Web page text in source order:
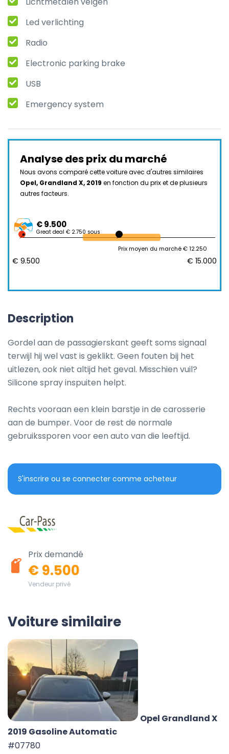
Led verlichting
Radio
Electronic parking brake
USB
Emergency system
Analyse des prix du marché
Nous avons comparé cette voiture avec d'autres similaires
Opel, Grandland X, 2019 en fonction du prix et de plusieurs
autres facteurs.
€ 9.500
Great deal € 2.750 sous
Prix moyen du marché € 12.250
€ 9.500 € 15.000
Description
Gordel aan de passagierskant geeft soms signaal
terwijl hij wel vast is geklikt. Geen fouten bij het
uitlezen, ook niet altijd het geval. Misschien vuil?
Silicone spray inspuiten helpt.
Rechts vooraan een klein barstje in de carosserie
aan de bumper. Voor de rest de normale
gebruikssporen voor een auto van die leeftijd.
S'inscrire ou se connecter comme acheteur
Prix demandé
€ 9.500
Vendeur privé
Voiture similaire
Opel Grandland X
2019 Gasoline Automatic
#07780